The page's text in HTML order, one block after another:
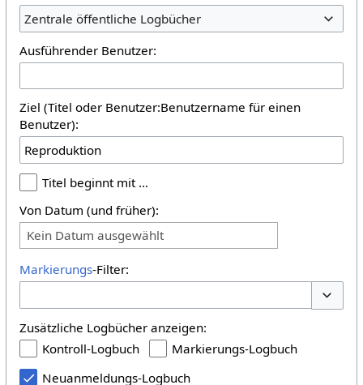
Zentrale öffentliche Logbücher
Ausführender Benutzer:
Ziel (Titel oder Benutzer:Benutzername für einen
Benutzer):
Titel beginnt mit …
Von Datum (und früher):
Kein Datum ausgewählt
Markierungs-Filter:
Zusätzliche Logbücher anzeigen:
Kontroll-Logbuch
Markierungs-Logbuch
Neuanmeldungs-Logbuch